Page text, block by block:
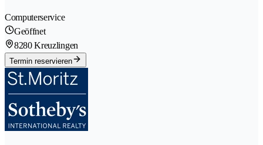
Computerservice
Geöffnet
8280 Kreuzlingen
Termin reservieren